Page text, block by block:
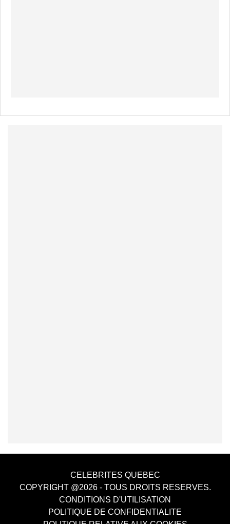
CELEBRITES QUEBEC
COPYRIGHT @2026 - TOUS DROITS RESERVES.
CONDITIONS D'UTILISATION
POLITIQUE DE CONFIDENTIALITE